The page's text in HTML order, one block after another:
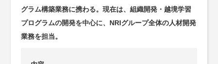
グラム構築業務に携わる。現在は、組織開発・越境学習
プログラムの開発を中心に、NRIグループ全体の人材開発
業務を担当。